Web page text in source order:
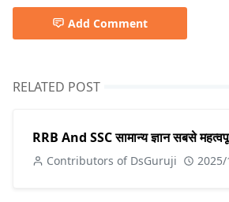
Add Comment
RELATED POST
RRB And SSC सामान्य ज्ञान सबसे
Contributors of DsGuruji